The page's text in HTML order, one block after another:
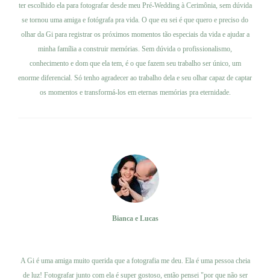
ter escolhido ela para fotografar desde meu Pré-Wedding à Cerimônia, sem dúvida
se tornou uma amiga e fotógrafa pra vida. O que eu sei é que quero e preciso do
olhar da Gi para registrar os próximos momentos tão especiais da vida e ajudar a
minha família a construir memórias. Sem dúvida o profissionalismo,
conhecimento e dom que ela tem, é o que fazem seu trabalho ser único, um
enorme diferencial. Só tenho agradecer ao trabalho dela e seu olhar capaz de captar
os momentos e transformá-los em eternas memórias pra eternidade.
A Gi é uma amiga muito querida que a fotografia me deu. Ela é uma pessoa cheia
de luz! Fotografar junto com ela é super gostoso, então pensei "por que não ser
Bianca e Lucas